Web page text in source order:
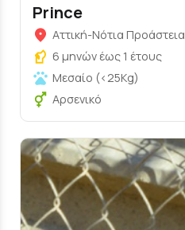
Prince
Αττική-Νότια Προάστεια
6 μηνών έως 1 έτους
Μεσαίο (<25Kg)
Αρσενικό